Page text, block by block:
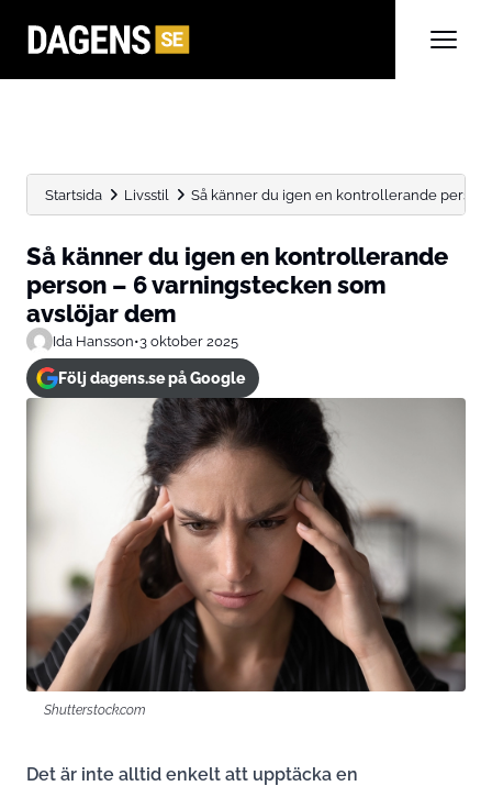
Startsida Livsstil Så känner du igen en kontrollerande person
Så känner du igen en kontrollerande
person – 6 varningstecken som
avslöjar dem
Ida Hansson•3 oktober 2025
Följ dagens.se på Google
Shutterstock.com
Det är inte alltid enkelt att upptäcka en